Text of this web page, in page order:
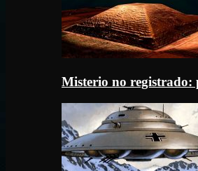
Misterio no registrado: